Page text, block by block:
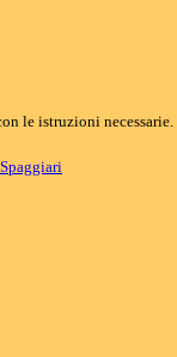
le istruzioni necessarie.